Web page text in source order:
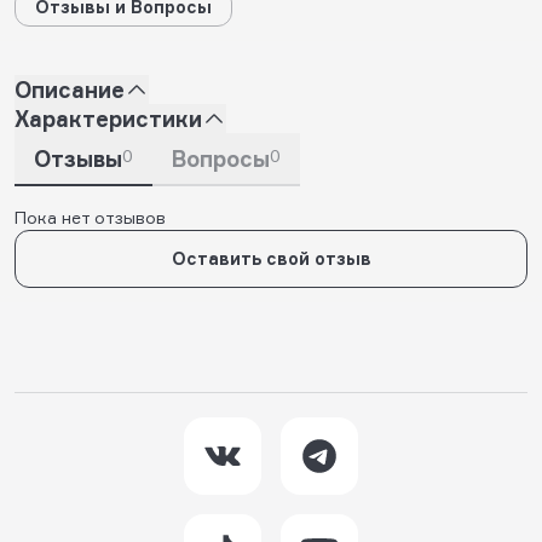
Отзывы и Вопросы
Описание
Характеристики
Отзывы0 Вопросы0
Пока нет отзывов
Оставить свой отзыв